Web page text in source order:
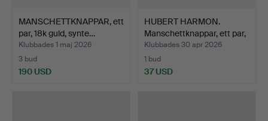
MANSCHETTKNAPPAR, ett
par, 18k guld, synte…
Klubbades 1 maj 2026
3 bud
190 USD
HUBERT HARMON.
Manschettknappar, ett par,
…
Klubbades 30 apr 2026
1 bud
37 USD